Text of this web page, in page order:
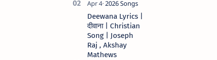
मेरे जीवन में येशु तेरा नाम )
Christian Hindi
song Lyrics Hindi
Anil Kant …
Deewana Lyrics |
दीवाना | Christian
Song | Joseph
Raj , Akshay
Mathews